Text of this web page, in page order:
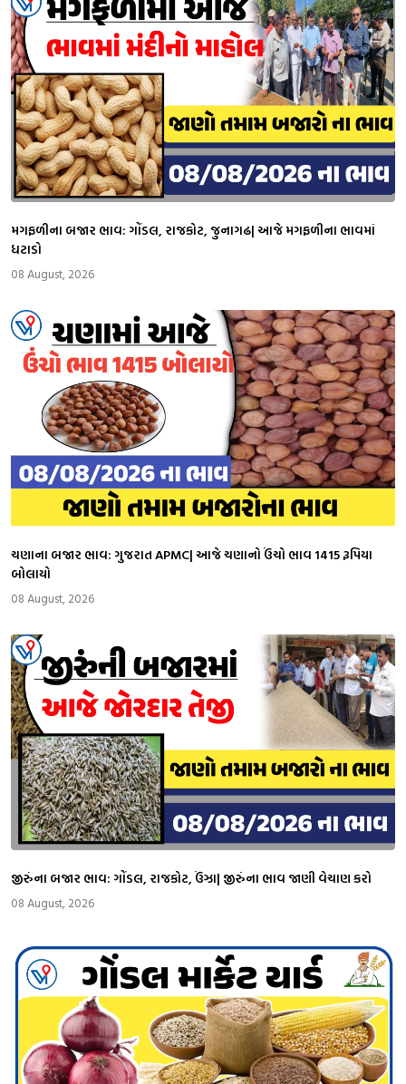
મગફળીના બજાર ભાવ: ગોંડલ, રાજકોટ, જુનાગઢ| આજે મગફળીના ભાવમાં
ધટાડો
08 August, 2026
ચણાના બજાર ભાવ: ગુજરાત APMC| આજે ચણાનો ઉંચો ભાવ 1415 રૂપિયા
બોલાયો
08 August, 2026
જીરુંના બજાર ભાવ: ગોંડલ, રાજકોટ, ઉંઝા| જીરુંના ભાવ જાણી વેચાણ કરો
08 August, 2026